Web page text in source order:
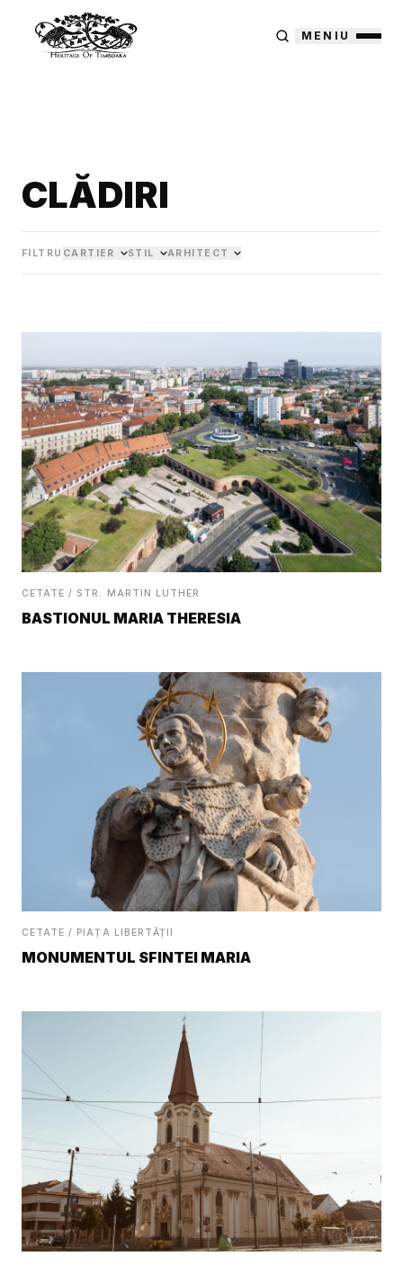
MENIU
CLĂDIRI
FILTRU CARTIER STIL ARHITECT
CETATE / STR. MARTIN LUTHER
BASTIONUL MARIA THERESIA
CETATE / PIAȚA LIBERTĂȚII
MONUMENTUL SFINTEI MARIA